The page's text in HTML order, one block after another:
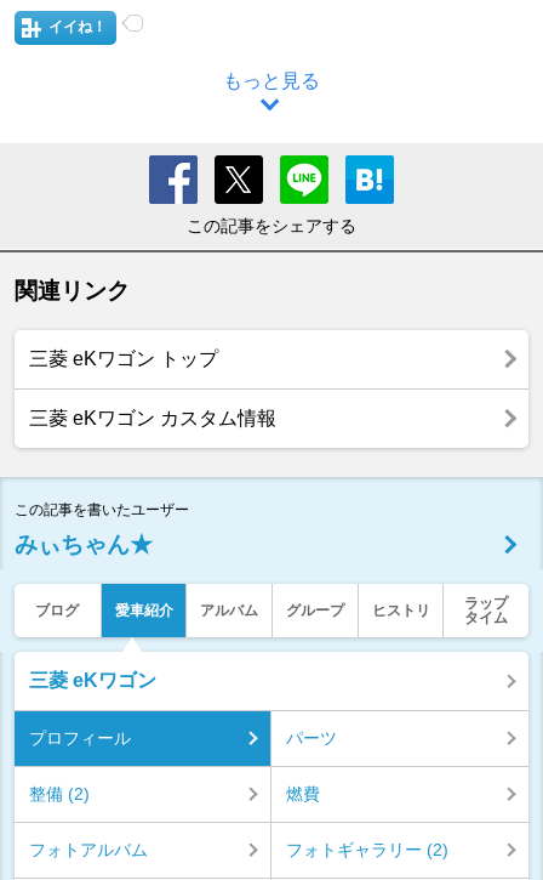
イイね！
もっと見る
この記事をシェアする
関連リンク
三菱 eKワゴン トップ
三菱 eKワゴン カスタム情報
この記事を書いたユーザー
みぃちゃん★
ブログ 愛車紹介 アルバム グループ ヒストリ
ラップ
タイム
三菱 eKワゴン
プロフィール パーツ
整備 (2) 燃費
フォトアルバム フォトギャラリー (2)